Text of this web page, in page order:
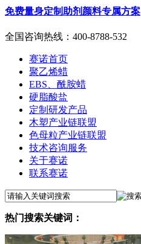
免费量身定制助剂颜料专属方案
全国咨询热线： 400-8788-532
赛诺首页
聚乙烯蜡
EBS、酰胺蜡
硬脂酸盐
定制研发产品
木塑产业链联盟
色母粒产业链联盟
技术咨询服务
关于赛诺
联系赛诺
热门搜索关键词：